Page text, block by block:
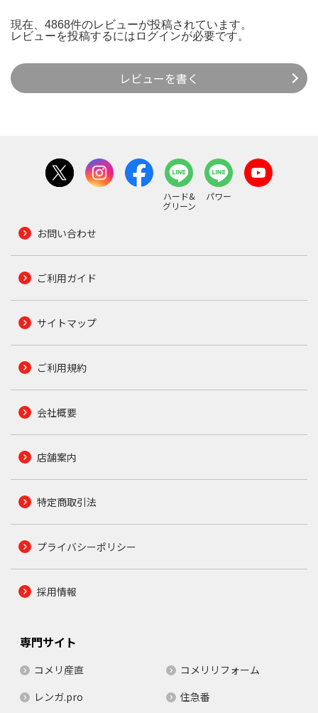
現在、4868件のレビューが投稿されています。
レビューを投稿するには ログインが必要です。
レビューを書く
ハード&
グリーン
パワー
お問い合わせ
ご利用ガイド
サイトマップ
ご利用規約
会社概要
店舗案内
特定商取引法
プライバシーポリシー
採用情報
専門サイト
コメリ産直
コメリリフォーム
レンガ.pro
住急番